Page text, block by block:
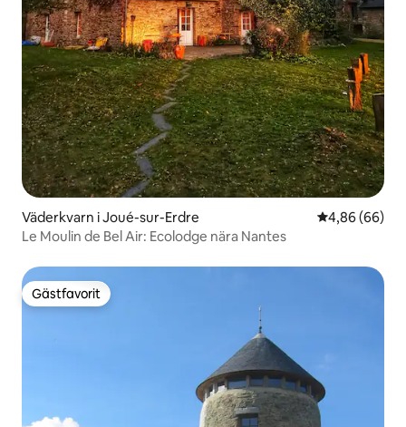
Väderkvarn i Joué-sur-Erdre 4,86 av 5 i
4,86 (66)
Le Moulin de Bel Air: Ecolodge nära Nantes
Gästfavorit
Gästfavorit